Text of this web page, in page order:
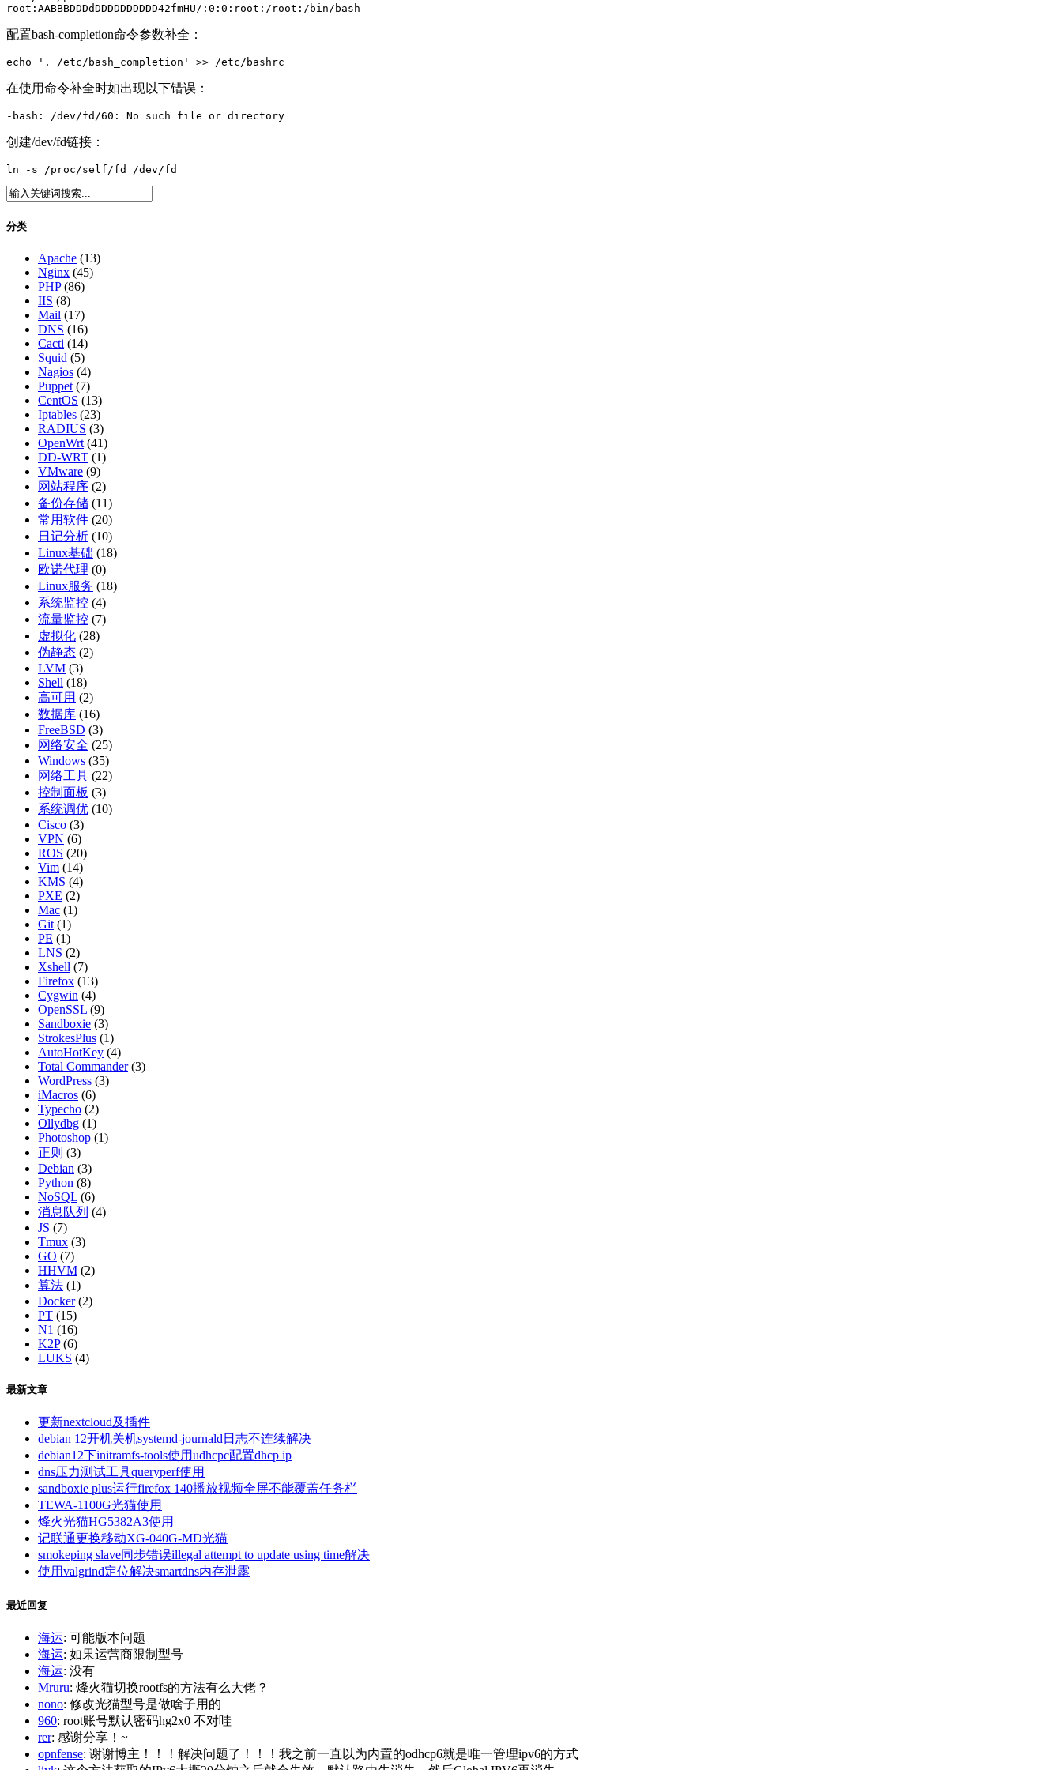
root:AABBBDDDdDDDDDDDDDD42fmHU/:0:0:root:/root:/bin/bash
配置bash-completion命令参数补全：
echo '. /etc/bash_completion' >> /etc/bashrc
在使用命令补全时如出现以下错误：
-bash: /dev/fd/60: No such file or directory
创建/dev/fd链接：
ln -s /proc/self/fd /dev/fd
分类
Apache (13)
Nginx (45)
PHP(86)
IIS (8)
Mail (17)
DNS (16)
Cacti (14)
Squid (5)
Nagios (4)
Puppet (7)
CentOS (13)
Iptables (23)
RADIUS (3)
OpenWrt (41)
DD-WRT (1)
VMware (9)
网站程序 (2)
备份存储 (11)
常用软件 (20)
日记分析 (10)
Linux基础 (18)
欧诺代理 (0)
Linux服务 (18)
系统监控 (4)
流量监控 (7)
虚拟化 (28)
伪静态 (2)
LVM (3)
Shell (18)
高可用 (2)
数据库 (16)
FreeBSD (3)
网络安全 (25)
Windows (35)
网络工具 (22)
控制面板 (3)
系统调优 (10)
Cisco (3)
VPN (6)
ROS (20)
Vim (14)
KMS (4)
PXE (2)
Mac (1)
Git (1)
PE (1)
LNS (2)
Xshell (7)
Firefox (13)
Cygwin (4)
OpenSSL (9)
Sandboxie (3)
StrokesPlus (1)
AutoHotKey (4)
Total Commander(3)
WordPress (3)
iMacros (6)
Typecho (2)
Ollydbg (1)
Photoshop (1)
正则 (3)
Debian (3)
Python (8)
NoSQL (6)
消息队列 (4)
JS (7)
Tmux (3)
GO (7)
HHVM (2)
算法 (1)
Docker(2)
PT (15)
N1 (16)
K2P(6)
LUKS (4)
最新文章
更新nextcloud及插件
debian 12开机关机systemd-journald日志不连续解决
debian12下initramfs-tools使用udhcpc配置dhcp ip
dns压力测试工具queryperf使用
sandboxie plus运行firefox 140播放视频全屏不能覆盖任务栏
TEWA-1100G光猫使用
烽火光猫HG5382A3使用
记联通更换移动XG-040G-MD光猫
smokeping slave同步错误illegal attempt to update using time解决
使用valgrind定位解决smartdns内存泄露
最近回复
海运: 可能版本问题
海运: 如果运营商限制型号
海运: 没有
Mruru: 烽火猫切换rootfs的方法有么大佬？
nono: 修改光猫型号是做啥子用的
960: root账号默认密码hg2x0 不对哇
rer: 感谢分享！~
opnfense: 谢谢博主！！！解决问题了！！！我之前一直以为内置的odhcp6就是唯一管理ipv6的方式